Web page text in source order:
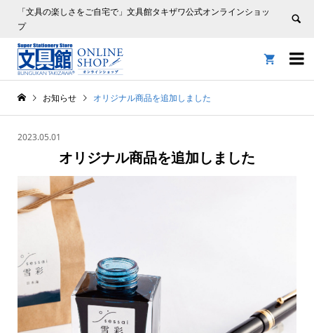
「文具の楽しさをご自宅で」文具館タキザワ公式オンラインショッ
プ


お知らせ オリジナル商品を追加しました
2023.05.01
オリジナル商品を追加しました